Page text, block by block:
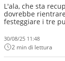
L'ala, che sta
dovrebbe
festeggiare i tre
30/08/25 11:48
2 min di lettura